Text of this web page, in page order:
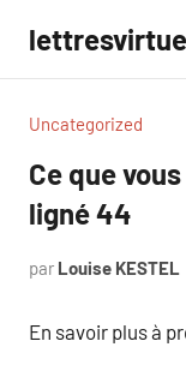
contenu
Uncategorized
Ce que
ligné 44
par Louise KESTEL
En savoir plus à